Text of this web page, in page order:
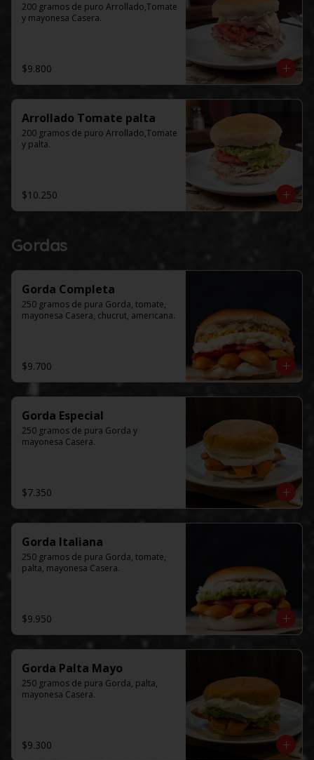
200 gramos de puro Arrollado,Tomate
y mayonesa Casera.
$9.800
Arrollado Tomate palta
200 gramos de puro Arrollado,Tomate
y palta.
$10.250
Gordas
Gorda Completa
250 gramos de pura Gorda, tomate,
mayonesa Casera, chucrut, americana.
$9.700
Gorda Especial
250 gramos de pura Gorda y
mayonesa Casera.
$7.350
Gorda Italiana
250 gramos de pura Gorda, tomate,
palta, mayonesa Casera.
$9.950
Gorda Palta Mayo
250 gramos de pura Gorda, palta,
mayonesa Casera.
$9.300